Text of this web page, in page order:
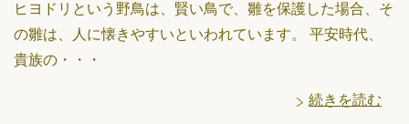
ヒヨドリという野鳥は、賢い鳥で、雛を保護した場合、そ
の雛は、人に懐きやすいといわれています。 平安時代、
貴族の・・・
続きを読む